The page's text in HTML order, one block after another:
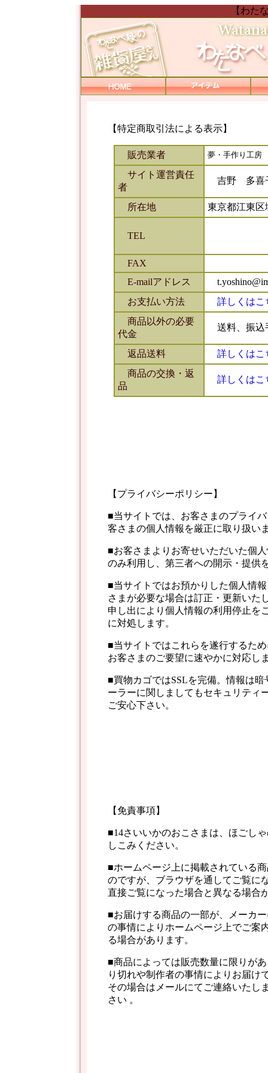
【わた
【特定商取引法による表示】
販売業者 夢・手作り工房
サイト運営責任
者
吉野 多喜
所在地 東京都江東区
TEL
FAX
E-mailアドレス
お支払い方法
詳しくはこ
商品以外の必要
代金
送料、振込
返品送料
詳しくはこ
商品の交換・返
品
詳しくはこ
【プライバシーポリシー】
■当サイトでは、お客さまのプライ
客さまの個人情報を厳正に取り扱い
■お客さまよりお寄せいただいた個
のみ利用し、第三者への開示・提供
■当サイトではお預かりした個人情
さまが必要な場合は訂正・更新いた
申し出により個人情報の利用停止を
に対処します。
■当サイトではこれらを遂行するた
お客さまのご要望に速やかに対応し
■買物カゴではSSLを完備。情報は
ーラーに関しましてもセキュリティ
ご安心下さい。
【免責事項】
■14さいいかのおこさまは、ほごし
しこみください。
■ホームページ上に掲載されている
のですが、ブラウザを通してご覧に
直接ご覧になった場合と異なる場合
■お届けする商品の一部が、メーカ
の事情によりホームページ上でご案
る場合があります。
■商品によっては販売数量に限りが
り切れや制作者の事情によりお届け
その場合はメールにてご連絡いたし
さい 。